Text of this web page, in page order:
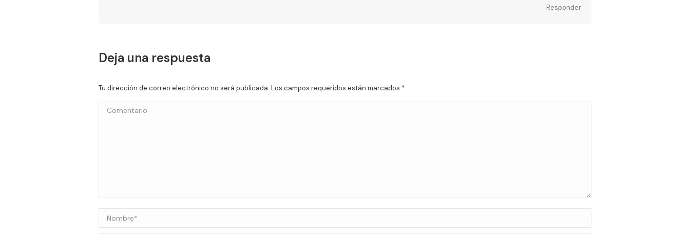
Responder
Deja una respuesta
Tu dirección de correo electrónico no será publicada. Los campos requeridos están marcados *
Comentario
Nombre *